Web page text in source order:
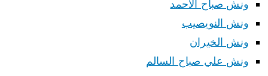
ونش صباح الاحمد
ونش النويصيب
ونش الخيران
ونش علي صباح السالم